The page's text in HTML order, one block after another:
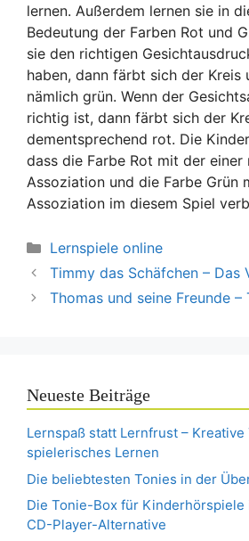
lernen. Außerdem lernen sie in
Bedeutung der Farben Rot und
sie den richtigen
haben, dann färbt sich der Kreis
nämlich grün. Wenn der
richtig ist, dann färbt sich der
dementsprechend rot. Die
dass die Farbe Rot mit der einer
Assoziation und die Farbe Grün
Assoziation im diesem Spiel
Kategorien
Lernspiele online
Timmy das Schäfchen – Das
Thomas und seine Freunde –
Neueste Beiträge
Lernspaß statt Lernfrust –
spielerisches Lernen
Die beliebtesten Tonies in der
Die Tonie-Box für Kinderhörspiele
CD-Player-Alternative